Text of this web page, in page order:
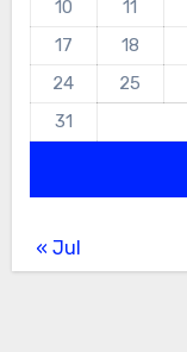
10
11
17
18
24
25
31
« Jul